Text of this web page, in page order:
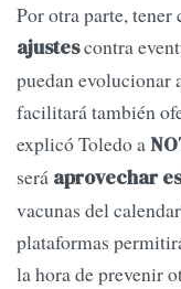
Por otra parte,
ajustescontra
puedan evolucionar
facilitará también
explicó Toledo a
será aprovechar
vacunas del
plataformas
la hora de prevenir